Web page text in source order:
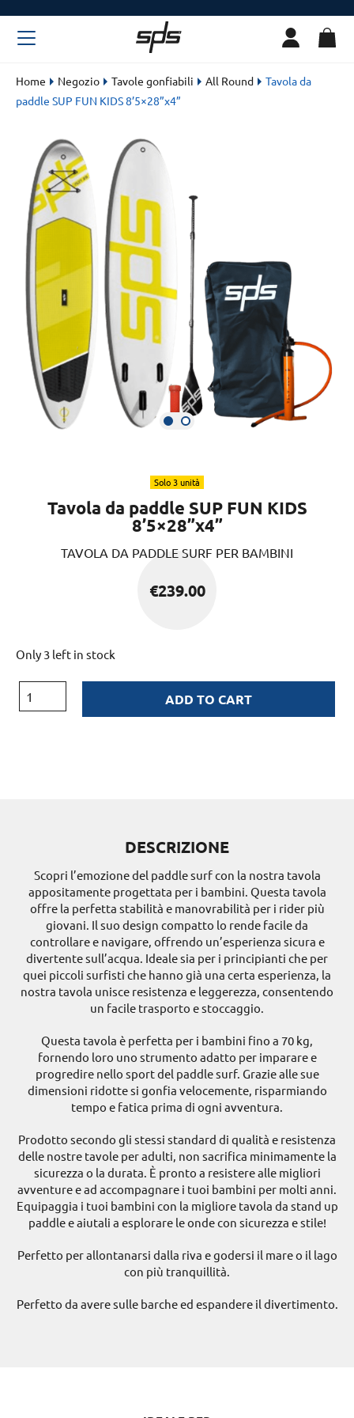
Home Negozio Tavole gonfiabili All Round
Tavola da
paddle SUP FUN KIDS 8’5×28”x4”
Solo 3 unità
Tavola da paddle SUP FUN KIDS
8’5×28”x4”
TAVOLA DA PADDLE SURF PER BAMBINI
€239.00
Only 3 left in stock
ADD TO CART
DESCRIZIONE
Scopri l’emozione del paddle surf con la nostra tavola
appositamente progettata per i bambini. Questa tavola
offre la perfetta stabilità e manovrabilità per i rider più
giovani. Il suo design compatto lo rende facile da
controllare e navigare, offrendo un’esperienza sicura e
divertente sull’acqua. Ideale sia per i principianti che per
quei piccoli surfisti che hanno già una certa esperienza, la
nostra tavola unisce resistenza e leggerezza, consentendo
un facile trasporto e stoccaggio.
Questa tavola è perfetta per i bambini fino a 70 kg,
fornendo loro uno strumento adatto per imparare e
progredire nello sport del paddle surf. Grazie alle sue
dimensioni ridotte si gonfia velocemente, risparmiando
tempo e fatica prima di ogni avventura.
Prodotto secondo gli stessi standard di qualità e resistenza
delle nostre tavole per adulti, non sacrifica minimamente la
sicurezza o la durata. È pronto a resistere alle migliori
avventure e ad accompagnare i tuoi bambini per molti anni.
Equipaggia i tuoi bambini con la migliore tavola da stand up
paddle e aiutali a esplorare le onde con sicurezza e stile!
Perfetto per allontanarsi dalla riva e godersi il mare o il lago
con più tranquillità.
Perfetto da avere sulle barche ed espandere il divertimento.